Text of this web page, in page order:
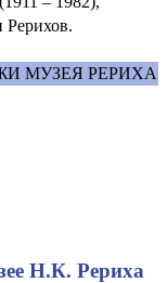
Рерихов.
МУЗЕЯ РЕРИХА
Н.К. Рериха